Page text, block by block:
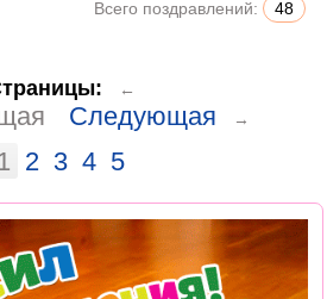
Всего поздравлений: 48
←
Следующая →
2 3 4 5